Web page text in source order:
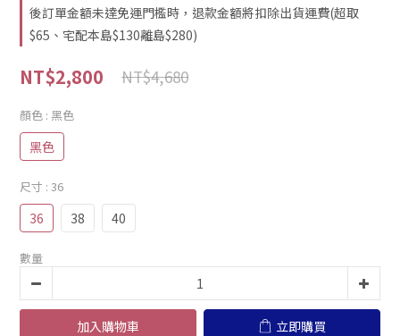
後訂單金額未達免運門檻時，退款金額將扣除出貨運費(超取
$65、宅配本島$130離島$280)
NT$2,800 NT$4,680
顏色 : 黑色
黑色
尺寸 : 36
36 38 40
數量
加入購物車 立即購買